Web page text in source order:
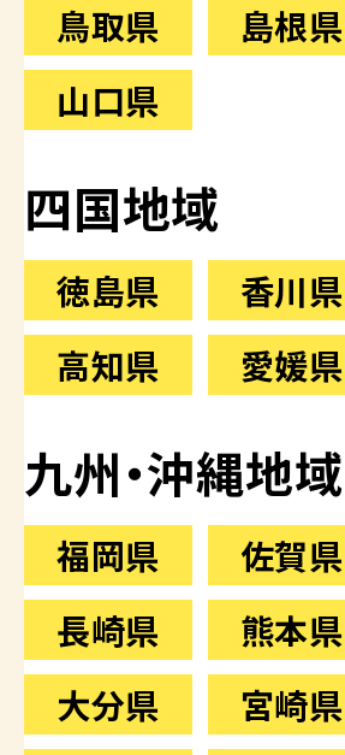
鳥取県
島根県
山口県
四国地域
徳島県
香川県
高知県
愛媛県
九州・沖縄地域
福岡県
佐賀県
長崎県
熊本県
大分県
宮崎県